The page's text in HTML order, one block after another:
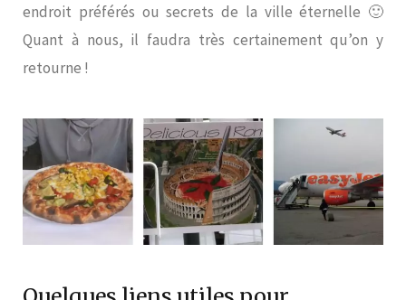
endroit préférés ou secrets de la ville éternelle 🙂
Quant à nous, il faudra très certainement qu’on y
retourne !